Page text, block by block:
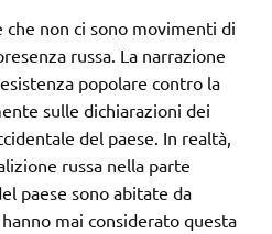
che non ci sono movimenti di
russa. La narrazione
popolare contro la
sulle dichiarazioni dei
del paese. In realtà,
russa nella parte
paese sono abitate da
mai considerato questa